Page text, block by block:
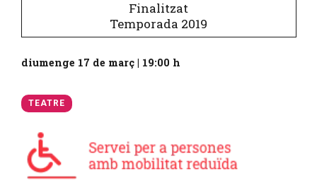
Finalitzat
Temporada 2019
diumenge 17 de març| 19:00 h
TEATRE